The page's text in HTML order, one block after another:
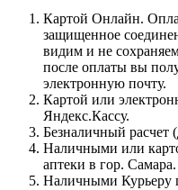
Картой Онлайн.
защищенное
видим и не
после оплаты вы
электронную почту.
Картой или
Яндекс.Кассу.
Безналичный расчет
Наличными или
аптеки в гор. Самара.
Наличными Курьеру